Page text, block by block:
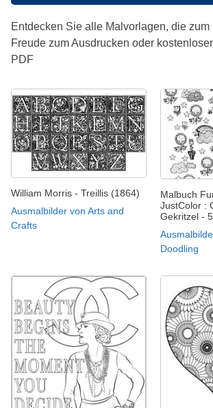
Entdecken Sie alle Malvorlagen, die zum
Freude zum Ausdrucken oder
PDF
William Morris - Treillis (1864)
Ausmalbilder von Arts and
Crafts
Malbuch
JustColor :
Gekritzel -
Doodling